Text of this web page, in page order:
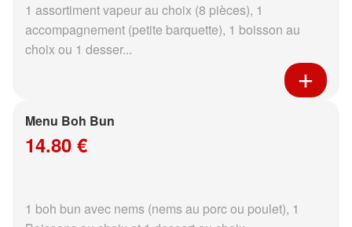
1 assortiment vapeur au choix (8 pièces), 1
accompagnement (petite barquette), 1 boisson au
choix ou 1 desser...
Menu Boh Bun
14.80 €
1 boh bun avec nems (nems au porc ou poulet), 1